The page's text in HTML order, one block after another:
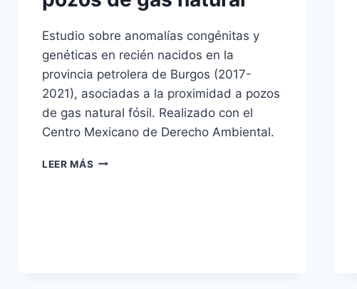
Estudio sobre anomalías congénitas y
genéticas en recién nacidos en la
provincia petrolera de Burgos (2017-
2021), asociadas a la proximidad a pozos
de gas natural fósil. Realizado con el
Centro Mexicano de Derecho Ambiental.
LEER MÁS IMPACTOS